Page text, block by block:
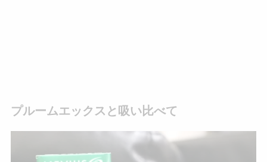
プルームエックスと吸い比べて